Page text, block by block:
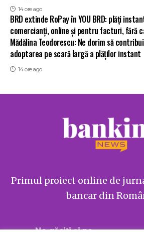
14 ore ago
BRD extinde RoPay în YOU BRD: plăți
comercianți, online și pentru facturi, fără
Mădălina Teodorescu: Ne dorim să
adoptarea pe scară largă a plăților instant
14 ore ago
Primul proiect online de
bancar din